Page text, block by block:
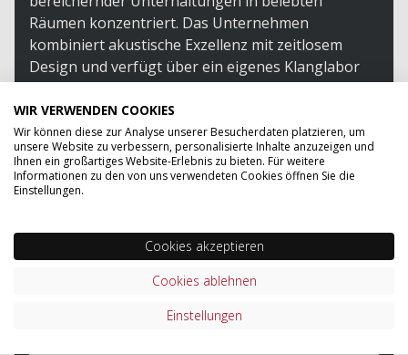
Räumen konzentriert. Das Unternehmen
kombiniert akustische Exzellenz mit zeitlosem
Design und verfügt über ein eigenes Klanglabor
für erstklassige Produktleistung. Mute unterstützt
Kunden bei der Gestaltung solider
Arbeitsumgebungen und legt großen Wert auf
gutes Design und Langlebigkeit der Produkte
unter Verwendung nachhaltiger Materialien und
Methoden.
ZUM SORTIMENT VON MUTE
WIR VERWENDEN COOKIES
Wir können diese zur Analyse unserer Besucherdaten platzieren, um
unsere Website zu verbessern, personalisierte Inhalte anzuzeigen und
Ihnen ein großartiges Website-Erlebnis zu bieten. Für weitere
Informationen zu den von uns verwendeten Cookies öffnen Sie die
Einstellungen.
Cookies akzeptieren
Cookies ablehnen
Einstellungen